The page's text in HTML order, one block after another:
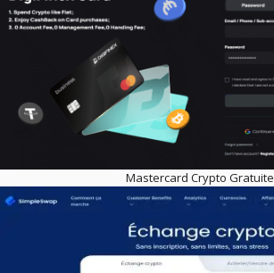
Mastercard Crypto Gratuite